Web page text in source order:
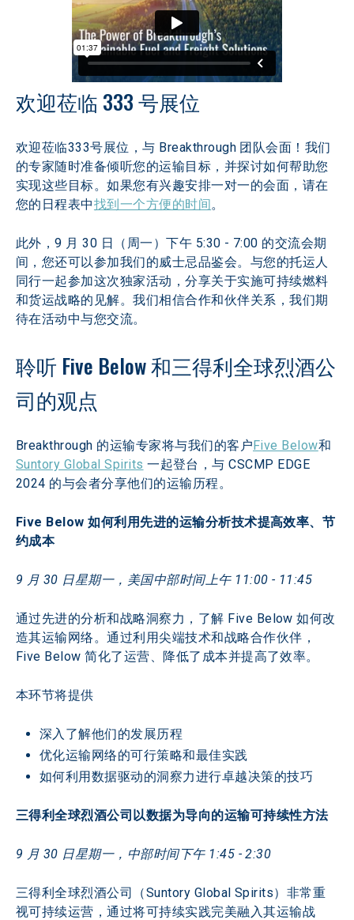
欢迎莅临 333 号展位
欢迎莅临333号展位，与 Breakthrough 团队会面！我们
的专家随时准备倾听您的运输目标，并探讨如何帮助您
实现这些目标。如果您有兴趣安排一对一的会面，请在
您的日程表中找到一个方便的时间。
此外，9 月 30 日（周一）下午 5:30 - 7:00 的交流会期
间，您还可以参加我们的威士忌品鉴会。与您的托运人
同行一起参加这次独家活动，分享关于实施可持续燃料
和货运战略的见解。我们相信合作和伙伴关系，我们期
待在活动中与您交流。
聆听 Five Below 和三得利全球烈酒公
司的观点
Breakthrough 的运输专家将与我们的客户Five Below和
Suntory Global Spirits 一起登台，与 CSCMP EDGE
2024 的与会者分享他们的运输历程。
Five Below 如何利用先进的运输分析技术提高效率、节
约成本
9 月 30 日星期一，美国中部时间上午 11:00 - 11:45
通过先进的分析和战略洞察力，了解 Five Below 如何改
造其运输网络。通过利用尖端技术和战略合作伙伴，
Five Below 简化了运营、降低了成本并提高了效率。
本环节将提供
深入了解他们的发展历程
优化运输网络的可行策略和最佳实践
如何利用数据驱动的洞察力进行卓越决策的技巧
三得利全球烈酒公司以数据为导向的运输可持续性方法
9 月 30 日星期一，中部时间下午 1:45 - 2:30
三得利全球烈酒公司（Suntory Global Spirits）非常重
视可持续运营，通过将可持续实践完美融入其运输战